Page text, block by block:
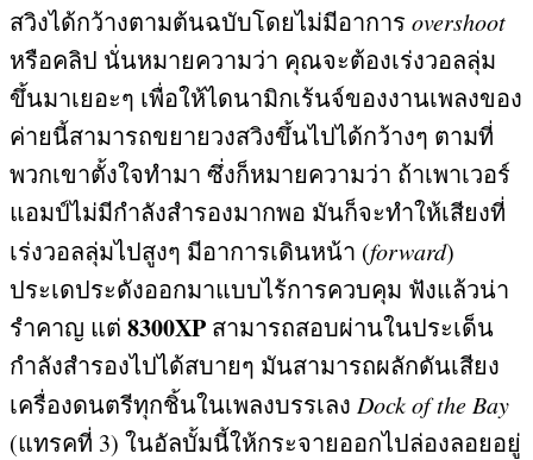
สวิงได้กว้างตามต้นฉบับโดยไม่มีอาการ overshoot
หรือคลิป นั่นหมายความว่า คุณจะต้องเร่งวอลลุ่ม
ขึ้นมาเยอะๆ เพื่อให้ไดนามิกเร้นจ์ของงานเพลงของ
ค่ายนี้สามารถขยายวงสวิงขึ้นไปได้กว้างๆ ตามที่
พวกเขาตั้งใจทำมา ซึ่งก็หมายความว่า ถ้าเพาเวอร์
แอมป์ไม่มีกำลังสำรองมากพอ มันก็จะทำให้เสียงที่
เร่งวอลลุ่มไปสูงๆ มีอาการเดินหน้า (forward)
ประเดประดังออกมาแบบไร้การควบคุม ฟังแล้วน่า
รำคาญ แต่ 8300XP สามารถสอบผ่านในประเด็น
กำลังสำรองไปได้สบายๆ มันสามารถผลักดันเสียง
เครื่องดนตรีทุกชิ้นในเพลงบรรเลง Dock of the Bay
(แทรคที่ 3) ในอัลบั้มนี้ให้กระจายออกไปล่องลอยอยู่